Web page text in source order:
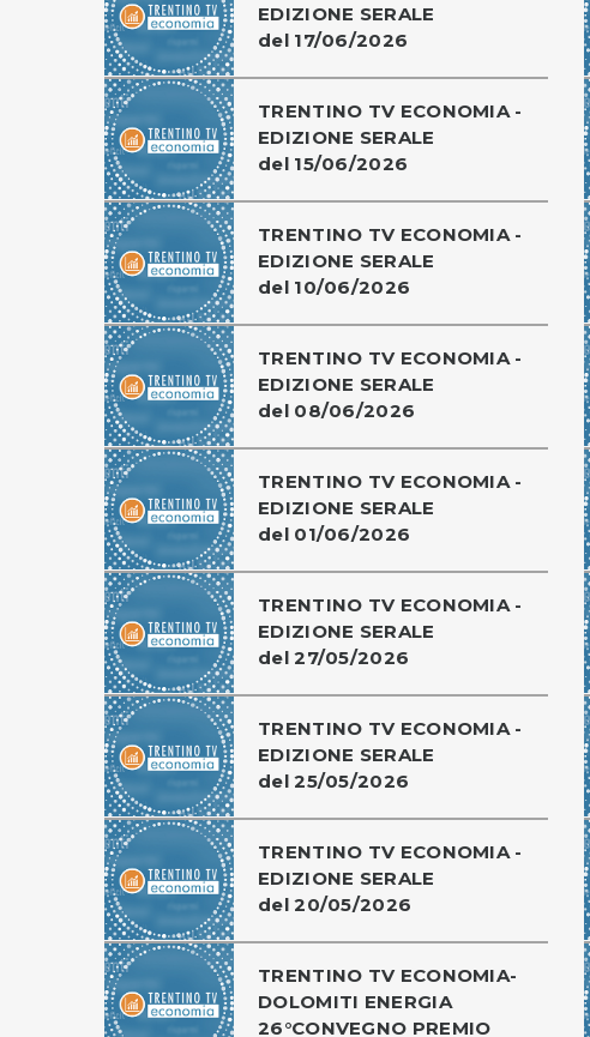
EDIZIONE SERALE
del 17/06/2026
TRENTINO TV ECONOMIA -
EDIZIONE SERALE
del 15/06/2026
TRENTINO TV ECONOMIA -
EDIZIONE SERALE
del 10/06/2026
TRENTINO TV ECONOMIA -
EDIZIONE SERALE
del 08/06/2026
TRENTINO TV ECONOMIA -
EDIZIONE SERALE
del 01/06/2026
TRENTINO TV ECONOMIA -
EDIZIONE SERALE
del 27/05/2026
TRENTINO TV ECONOMIA -
EDIZIONE SERALE
del 25/05/2026
TRENTINO TV ECONOMIA -
EDIZIONE SERALE
del 20/05/2026
TRENTINO TV ECONOMIA-
DOLOMITI ENERGIA
26°CONVEGNO PREMIO